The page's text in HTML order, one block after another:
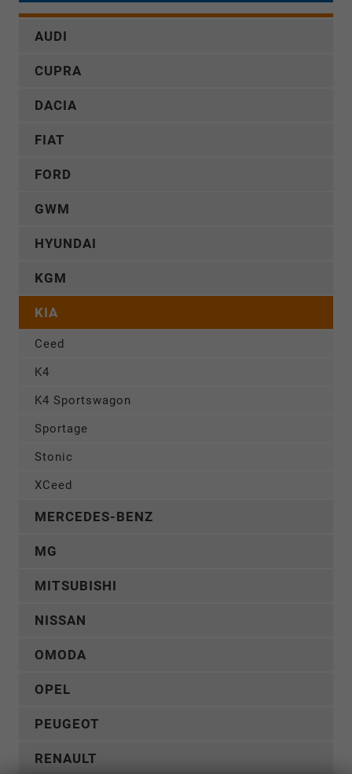
AUDI
CUPRA
DACIA
FIAT
FORD
GWM
HYUNDAI
KGM
KIA
Ceed
K4
K4 Sportswagon
Sportage
Stonic
XCeed
MERCEDES-BENZ
MG
MITSUBISHI
NISSAN
OMODA
OPEL
PEUGEOT
RENAULT